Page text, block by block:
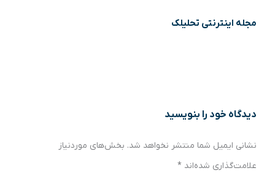
مجله اینترنتی تحلیلک
دیدگاه‌ خود را بنویسید
نشانی ایمیل شما منتشر نخواهد شد. بخش‌های موردنیاز
علامت‌گذاری شده‌اند *